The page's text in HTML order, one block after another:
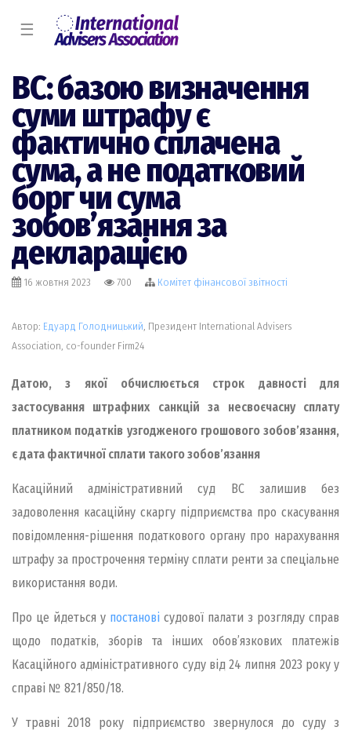
☰
ВС: базою визначення
суми штрафу є
фактично сплачена
сума, а не податковий
борг чи сума
зобов’язання за
декларацією
16 жовтня 2023 700 Комiтет фінансової звітності
Автор: Едуард Голодницький , Президент International Advisers
Association, co-founder Firm24
​​Датою, з якої обчислюється строк давності для
застосування штрафних санкцій за несвоєчасну сплату
платником податків узгодженого грошового зобов’язання,
є дата фактичної сплати такого зобов’язання
Касаційний адміністративний суд ВС залишив без
задоволення касаційну скаргу підприємства про скасування
повідомлення-рішення податкового органу про нарахування
штрафу за прострочення терміну сплати ренти за спеціальне
використання води.
Про це йдеться у постанові судової палати з розгляду справ
щодо податків, зборів та інших обов’язкових платежів
Касаційного адміністративного суду від 24 липня 2023 року у
справі № 821/850/18.
У травні 2018 року підприємство звернулося до суду з